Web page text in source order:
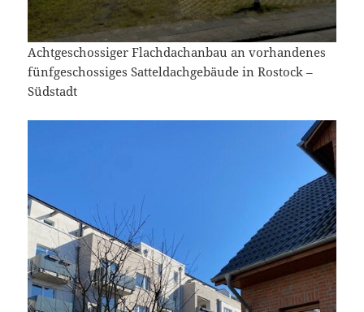
Achtgeschossiger Flachdachanbau an vorhandenes
fünfgeschossiges Satteldachgebäude in Rostock –
Südstadt